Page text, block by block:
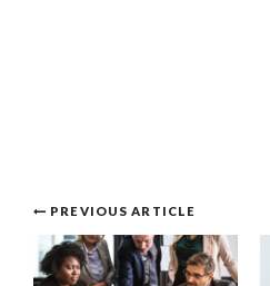
Post
navigation
PREVIOUS ARTICLE